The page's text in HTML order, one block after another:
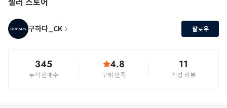
셀러 스토어
구하다_CK 팔로우
345
누적 판매수
4.8
구매 만족
11
작성 리뷰